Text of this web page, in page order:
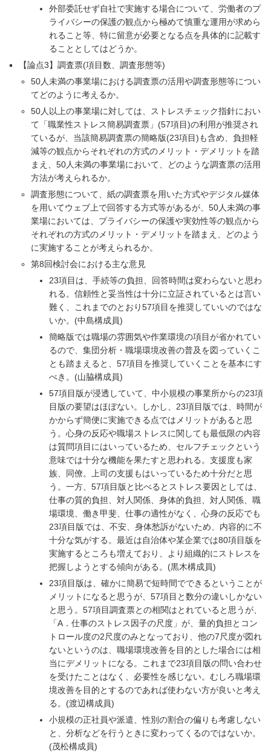
外部委託せず自社で実施する場合について、労働者のプ
ライバシーの保護の観点から極めて慎重な運用が求めら
れること等、特に留意が必要となる点を具体的に記載す
ることとしてはどうか。
【論点3】調査票(項目数、調査形態等)
50人未満の事業場における調査票の活用や調査形態等につい
てどのように考えるか。
50人以上の事業場に対しては、ストレスチェック指針におい
て「職業性ストレス簡易調査票」(57項目)の利用が推奨され
ているが、当該簡易調査票の簡略版(23項目)も含め、負担軽
減等の観点からそれぞれの方式のメリット・デメリットを踏
まえ、50人未満の事業場において、どのような調査票の活用
方法が考えられるか。
調査形態について、紙の調査票を用いた方式やデジタル媒体
を用いてウェブ上で回答する方式等があるが、50人未満の事
業場においては、プライバシーの保護や実効性等の観点から
それぞれの方式のメリット・デメリットを踏まえ、どのよう
に実施することが考えられるか。
第8回検討会における主な意見
23項目は、手続等の負担、回答時間は変わらないと思わ
れる。信頼性と妥当性は十分に立証されているとは言い
難く、これまでのとおり57項目を推奨していいのではな
いか。(中島構成員)
簡略版では職場の雰囲気や作業環境の項目が省かれてい
るので、集団分析・職場環境改善の普及を図っていくこ
とも踏まえると、57項目を推奨していくことを基本にす
べき。(山脇構成員)
57項目版が浸透していて、中小規模の事業所からの23項
目版の要望はほぼない。しかし、23項目版では、時間が
かからず簡便に実施できる点ではメリットがあると思
う。心身の反応や職場ストレスに関しても最低限の内容
は質問項目にはいっているため、セルフチェックという
意味では十分な機能を果たすと思われる。支援度も家
族、同僚。上司の支援もはいっているため十分だと思
う。一方、57項目版と比べるとストレス要因としては、
仕事の質的負担、対人関係、身体的負担、対人関係、職
場環境、働き甲斐、仕事の適性がなく、心身の反応でも
23項目版では、不安、身体愁訴がないため、内容的に不
十分な気がする。最近は自治体や某企業では80項目版を
実施するところも増えており、より組織的にストレスを
把握しようとする傾向がある。(黒木構成員)
23項目版は、確かに簡易で短時間でできるということが
メリットになると思うが、57項目と数分の違いしかない
と思う。57項目調査票との相関はとれていると思うが、
「A．仕事のストレス因子の尺度」が、量的負担とコン
トロール度の2尺度のみとなっており、他の7尺度が図れ
ないというのは、職場環境改善を目的とした場合には相
当にデメリットになる。これまで23項目版の問い合わせ
を受けたことはなく、必要性を感じない。むしろ職場環
境改善を目的とするのであれば使わない方が良いと考え
る。(渡辺構成員)
小規模の正社員や派遣、性別の割合の偏りも考慮しない
と、分析などを行うときに変わってくるのではないか。
(茂松構成員)